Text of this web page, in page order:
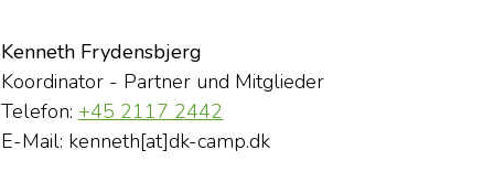
Kenneth Frydensbjerg
Koordinator - Partner und Mitglieder
Telefon: +45 2117 2442
E-Mail: kenneth[at]dk-camp.dk